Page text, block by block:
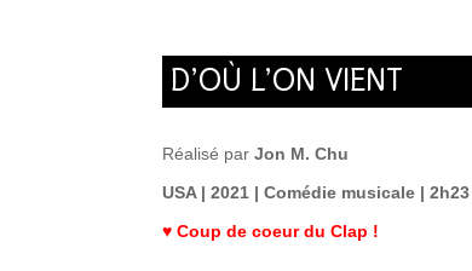
D’OÙ L’ON VIENT
Réalisé parJon M. Chu
USA | 2021 | Comédie musicale | 2h23
♥ Coup de coeur du Clap !